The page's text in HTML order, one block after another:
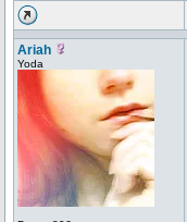
Ariah
Yoda